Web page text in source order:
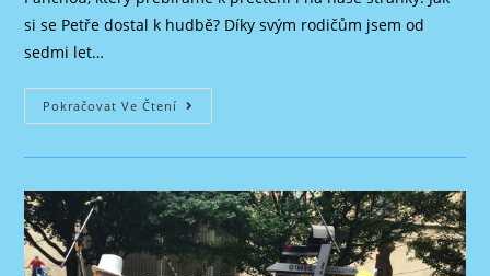
si se Petře dostal k hudbě? Díky svým rodičům jsem od
sedmi let…
Pokračovat Ve Čtení Showman
Petr